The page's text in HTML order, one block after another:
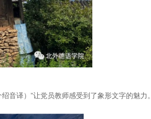
音译）”让党员教师感受到了象形文字的魅力。